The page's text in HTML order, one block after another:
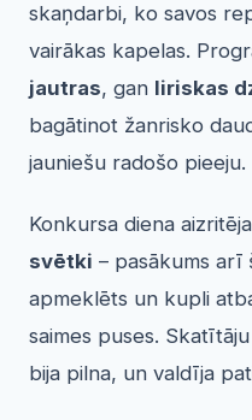
skaņdarbi, ko savos
vairākas kapelas.
jautras, gan liriskas
bagātinot žanrisko
jauniešu radošo pieeju.
Konkursa diena
svētki – pasākums arī
apmeklēts un kupli
saimes puses.
bija pilna, un valdīja